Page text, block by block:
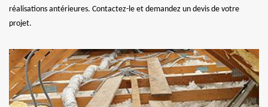
réalisations antérieures. Contactez-le et demandez un devis de votre
projet.